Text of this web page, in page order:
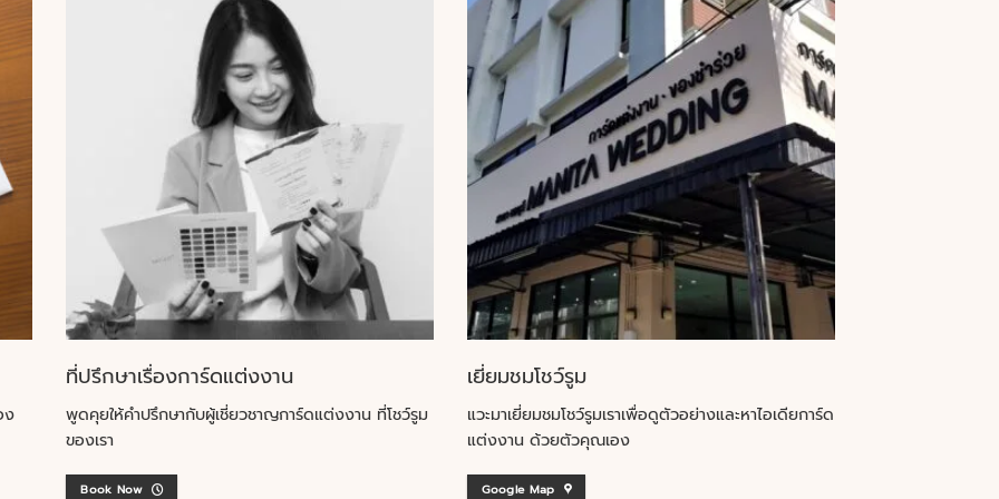
ง
ที่ปรึกษาเรื่องการ์ดแต่งงาน
พูดคุยให้คำปรึกษากับผู้เชี่ยวชาญการ์ดแต่งงาน ที่โชว์รูม
ของเรา
Book Now
เยี่ยมชมโชว์รูม
แวะมาเยี่ยมชมโชว์รูมเราเพื่อดูตัวอย่างและหาไอเดียการ์ด
แต่งงาน ด้วยตัวคุณเอง
Google Map